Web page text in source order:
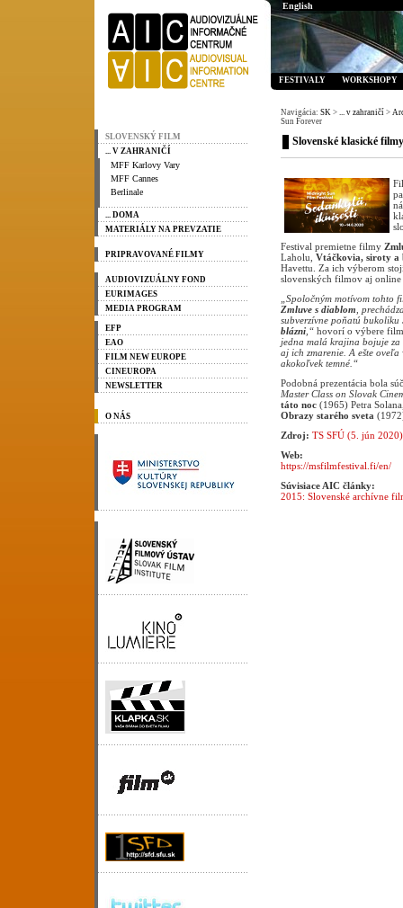
SLOVENSKÝ FILM
... V ZAHRANIČÍ
MFF Karlovy Vary
MFF Cannes
Berlinale
... DOMA
MATERIÁLY NA PREVZATIE
PRIPRAVOVANÉ FILMY
AUDIOVIZUÁLNY FOND
EURIMAGES
MEDIA PROGRAM
EFP
EAO
FILM NEW EUROPE
CINEUROPA
NEWSLETTER
O NÁS
English
FESTIVALY WORKSHOPY
Navigácia: SK > ... v zahraničí >
Sun Forever
Slovenské klasické
Festival premietne filmy
Laholu, Vtáčkovia, siroty a
Havettu. Za ich výberom
slovenských filmov aj online
„Spoločným motívom
Zmluve s diablom ,
subverzívne poňatú bukoliku
blázni ,“ hovorí o výbere
jedna malá krajina bojuje za
aj ich zmarenie. A ešte
akokoľvek temné.“
Podobná prezentácia bola
Master Class on Slovak
táto noc (1965) Petra
Obrazy starého sveta
Zdroj: TS SFÚ (5. jún 2020)
Web:
https://msfilmfestival.fi/en/
Súvisiace AIC články:
2015: Slovenské archívne